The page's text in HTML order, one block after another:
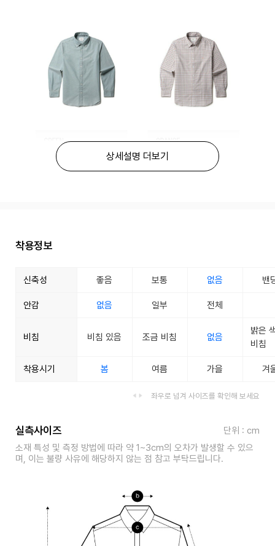
상세설명 더보기
착용정보
신축성 좋음 보통 없음 밴
안감 없음 일부 전체
비침 비침 있음 조금 비침 없음
밝은
비침
착용시기 봄 여름 가을 겨
좌우로 넘겨 사이즈를 확인해 보세요
실측사이즈
단위 : cm
소재 특성 및 측정 방법에 따라 약 1~3cm의 오차가 발생할 수 있으
며, 이는 불량 사유에 해당하지 않는 점 참고 부탁드립니다.